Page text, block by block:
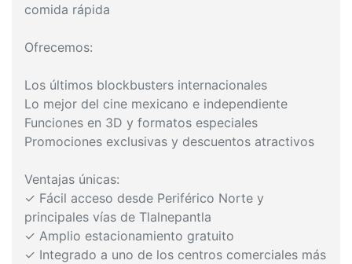
comida rápida
Ofrecemos:
Los últimos blockbusters internacionales
Lo mejor del cine mexicano e independiente
Funciones en 3D y formatos especiales
Promociones exclusivas y descuentos atractivos
Ventajas únicas:
✓ Fácil acceso desde Periférico Norte y
principales vías de Tlalnepantla
✓ Amplio estacionamiento gratuito
✓ Integrado a uno de los centros comerciales más